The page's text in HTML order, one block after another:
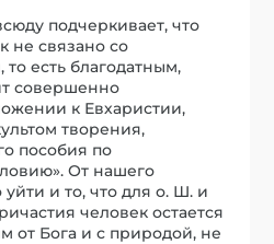
подчеркивает, что
не связано со
есть благодатным,
совершенно
к Евхаристии,
творения,
пособия по
От нашего
и то, что для о. Ш. и
человек остается
от Бога и с природой, не